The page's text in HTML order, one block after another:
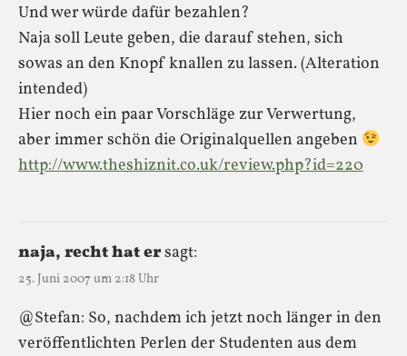
Und wer würde dafür bezahlen?
Naja soll Leute geben, die darauf stehen, sich
sowas an den Knopf knallen zu lassen. (Alteration
intended)
Hier noch ein paar Vorschläge zur Verwertung,
aber immer schön die Originalquellen angeben
http://www.theshiznit.co.uk/review.php?id=220
naja, recht hat ersagt:
25. Juni 2007 um 2:18 Uhr
@Stefan: So, nachdem ich jetzt noch länger in den
veröffentlichten Perlen der Studenten aus dem